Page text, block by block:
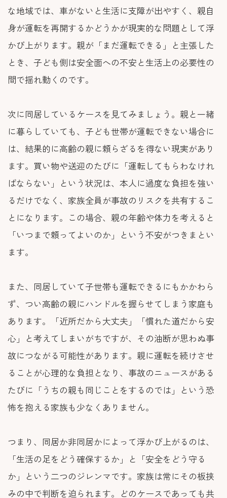
な地域では、車がないと生活に支障が出やすく、親自
身が運転を再開するかどうかが現実的な問題として浮
かび上がります。親が「まだ運転できる」と主張した
とき、子ども側は安全面への不安と生活上の必要性の
間で揺れ動くのです。
次に同居しているケースを見てみましょう。親と一緒
に暮らしていても、子ども世帯が運転できない場合に
は、結果的に高齢の親に頼らざるを得ない現実があり
ます。買い物や送迎のたびに「運転してもらわなけれ
ばならない」という状況は、本人に過度な負担を強い
るだけでなく、家族全員が事故のリスクを共有するこ
とになります。この場合、親の年齢や体力を考えると
「いつまで頼ってよいのか」という不安がつきまとい
ます。
また、同居していて子世帯も運転できるにもかかわら
ず、つい高齢の親にハンドルを握らせてしまう家庭も
あります。「近所だから大丈夫」「慣れた道だから安
心」と考えてしまいがちですが、その油断が思わぬ事
故につながる可能性があります。親に運転を続けさせ
ることが心理的な負担となり、事故のニュースがある
たびに「うちの親も同じことをするのでは」という恐
怖を抱える家族も少なくありません。
つまり、同居か非同居かによって浮かび上がるのは、
「生活の足をどう確保するか」と「安全をどう守る
か」という二つのジレンマです。家族は常にその板挟
みの中で判断を迫られます。どのケースであっても共